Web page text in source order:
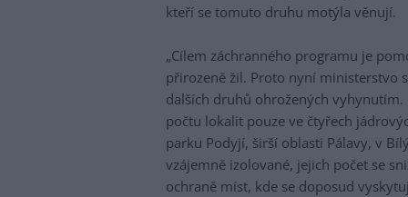
kteří se tomuto druhu motýla věnují.
„Cílem záchranného programu je
přirozeně žil. Proto nyní ministerstvo
dalších druhů ohrožených
počtu lokalit pouze ve čtyřech
parku Podyjí, širší oblasti Pálavy, v
vzájemně izolované, jejich počet se
ochraně míst, kde se doposud